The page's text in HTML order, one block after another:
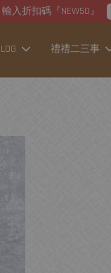
入折扣碼『NEW50』
禮禮二三事